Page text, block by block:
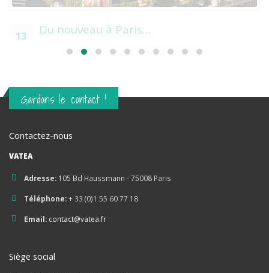
13 Du nouveau à Paris…
L'ancienne gare de Sèvres Des terrasses sur la Seine, trois
Lire la suite
Gardons le contact !
Contactez-nous
Adresse: